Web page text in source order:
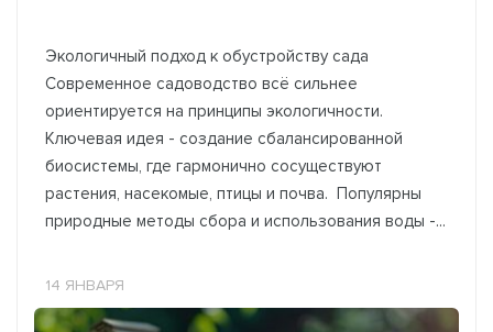
Экологичный подход к обустройству сада
Современное садоводство всё сильнее
ориентируется на принципы экологичности.
Ключевая идея - создание сбалансированной
биосистемы, где гармонично сосуществуют
растения, насекомые, птицы и почва. Популярны
природные методы сбора и использования воды -...
14 ЯНВАРЯ